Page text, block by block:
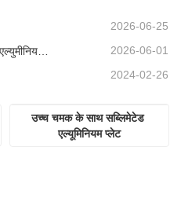
2026-06-25
सिल्वर और ग्रे से परे: कैसे कस्टम रंग एल्युमीनियम फोम के लिए अनंत संभावनाओं को अनलॉक करते हैं 2026-06-01
2024-02-26
उच्च चमक के साथ सब्लिमेटेड
एल्यूमिनियम प्लेट